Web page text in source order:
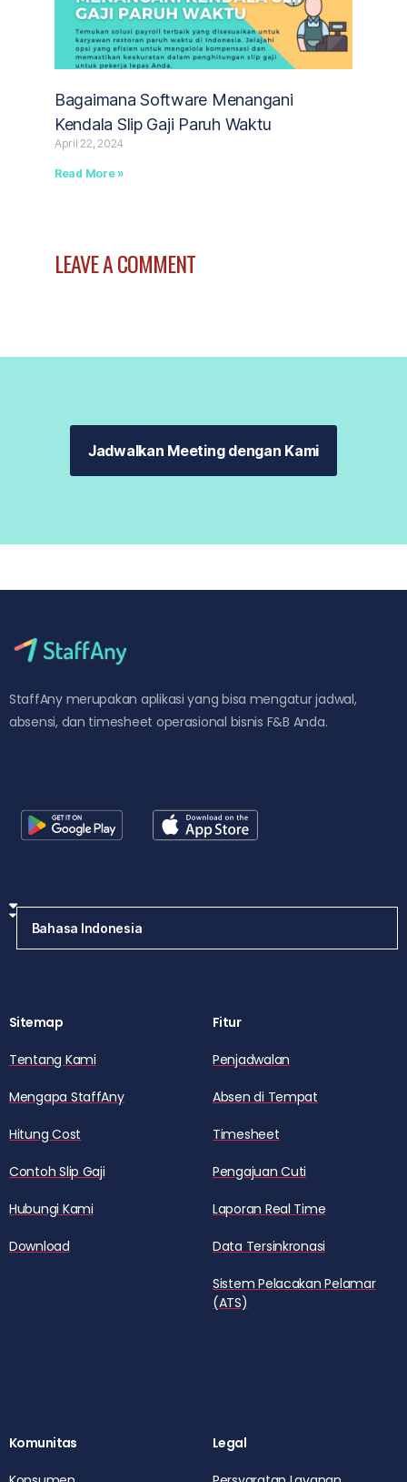
Bagaimana Software Menangani
Kendala Slip Gaji Paruh Waktu
April 22, 2024
Read More »
LEAVE A COMMENT
Jadwalkan Meeting dengan Kami
StaffAny merupakan aplikasi yang bisa mengatur jadwal,
absensi, dan timesheet operasional bisnis F&B Anda.
Sitemap
Tentang Kami
Mengapa StaffAny
Hitung Cost
Contoh Slip Gaji
Hubungi Kami
Download
Fitur
Penjadwalan
Absen di Tempat
Timesheet
Pengajuan Cuti
Laporan Real Time
Data Tersinkronasi
Sistem Pelacakan Pelamar
(ATS)
Komunitas Legal